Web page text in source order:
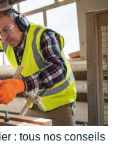
: tous nos conseils